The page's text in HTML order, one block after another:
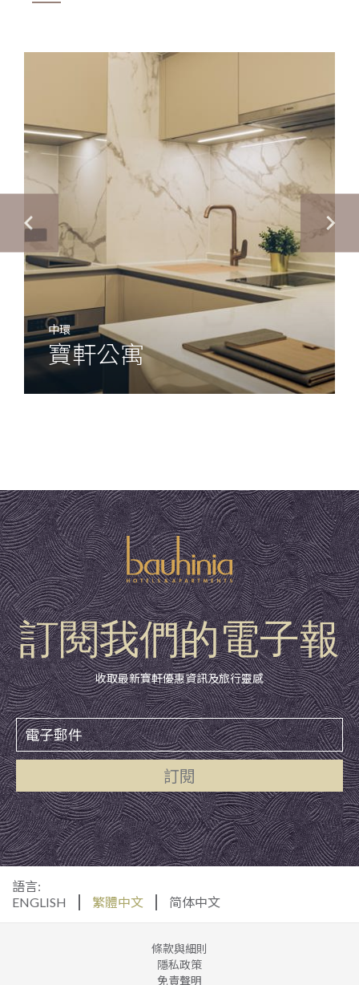
中環
寶軒公寓
訂閱我們的電子報
收取最新寶軒優惠資訊及旅行靈感
訂閱
語言:
ENGLISH
繁體中文 简体中文
條款與細則
隱私政策
免責聲明